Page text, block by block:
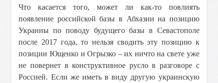
Что касается того, может ли как-то повлиять
появление российской базы в Абхазии на позицию
Украины по поводу будущего базы в Севастополе
после 2017 года, то нельзя сводить эту позицию к
позиции Ющенко и Огрызко – их ничто на свете уже
не повернет в конструктивное русло в разговоре с
Россией. Если же иметь в виду другую украинскую